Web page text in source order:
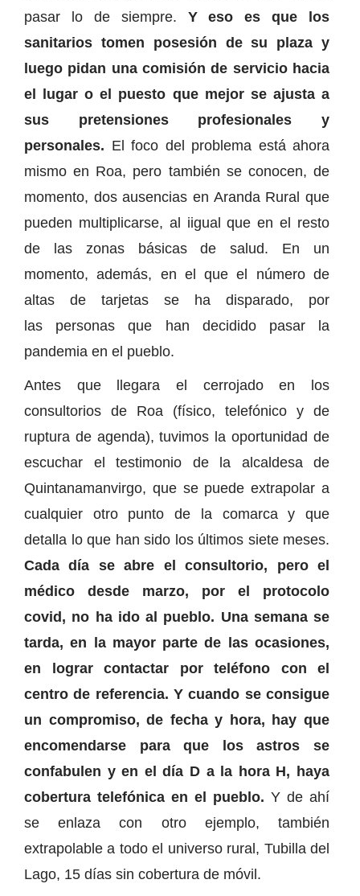
pasar lo de siempre. Y eso es que los
sanitarios tomen posesión de su plaza y
luego pidan una comisión de servicio hacia
el lugar o el puesto que mejor se ajusta a
sus pretensiones profesionales y
personales. El foco del problema está ahora
mismo en Roa, pero también se conocen, de
momento, dos ausencias en Aranda Rural que
pueden multiplicarse, al iigual que en el resto
de las zonas básicas de salud. En un
momento, además, en el que el número de
altas de tarjetas se ha disparado, por
las personas que han decidido pasar la
pandemia en el pueblo.
Antes que llegara el cerrojado en los
consultorios de Roa (físico, telefónico y de
ruptura de agenda), tuvimos la oportunidad de
escuchar el testimonio de la alcaldesa de
Quintanamanvirgo, que se puede extrapolar a
cualquier otro punto de la comarca y que
detalla lo que han sido los últimos siete meses.
Cada día se abre el consultorio, pero el
médico desde marzo, por el protocolo
covid, no ha ido al pueblo. Una semana se
tarda, en la mayor parte de las ocasiones,
en lograr contactar por teléfono con el
centro de referencia. Y cuando se consigue
un compromiso, de fecha y hora, hay que
encomendarse para que los astros se
confabulen y en el día D a la hora H, haya
cobertura telefónica en el pueblo. Y de ahí
se enlaza con otro ejemplo, también
extrapolable a todo el universo rural, Tubilla del
Lago, 15 días sin cobertura de móvil.